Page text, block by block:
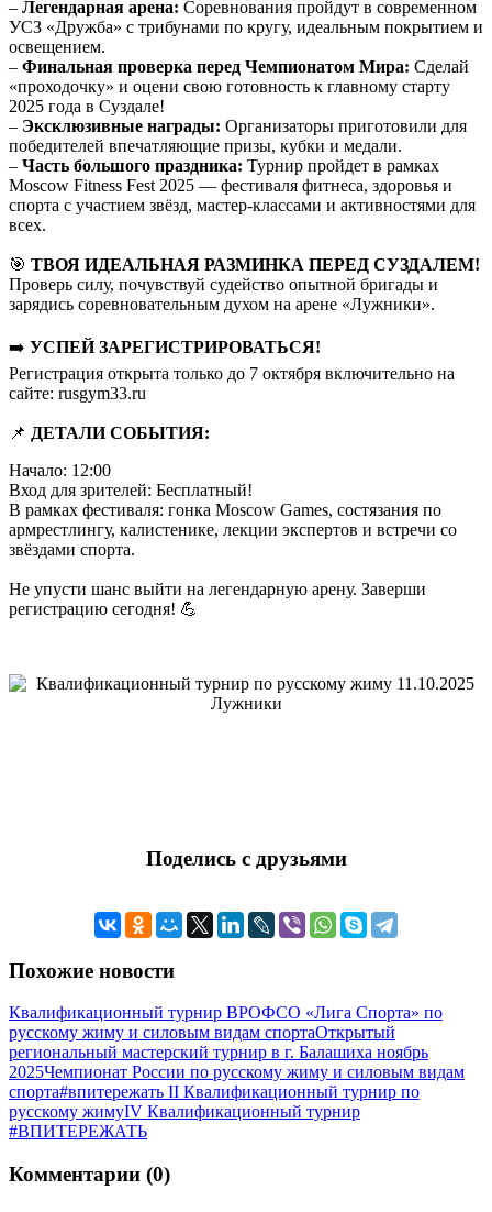
– Легендарная арена: Соревнования пройдут в современном
УСЗ «Дружба» с трибунами по кругу, идеальным покрытием и
освещением.
– Финальная проверка перед Чемпионатом Мира: Сделай
«проходочку» и оцени свою готовность к главному старту
2025 года в Суздале!
– Эксклюзивные награды: Организаторы приготовили для
победителей впечатляющие призы, кубки и медали.
– Часть большого праздника: Турнир пройдет в рамках
Moscow Fitness Fest 2025 — фестиваля фитнеса, здоровья и
спорта с участием звёзд, мастер-классами и активностями для
всех.
🎯 ТВОЯ ИДЕАЛЬНАЯ РАЗМИНКА ПЕРЕД СУЗДАЛЕМ!
Проверь силу, почувствуй судейство опытной бригады и
зарядись соревновательным духом на арене «Лужники».
➡️ УСПЕЙ ЗАРЕГИСТРИРОВАТЬСЯ!
Регистрация открыта только до 7 октября включительно на
сайте: rusgym33.ru
📌 ДЕТАЛИ СОБЫТИЯ:
Начало: 12:00
Вход для зрителей: Бесплатный!
В рамках фестиваля: гонка Moscow Games, состязания по
армрестлингу, калистенике, лекции экспертов и встречи со
звёздами спорта.
Не упусти шанс выйти на легендарную арену. Заверши
регистрацию сегодня! 💪
Поделись с друзьями
Похожие новости
Квалификационный турнир ВРОФСО «Лига Спорта» по
русскому жиму и силовым видам спортаОткрытый
региональный мастерский турнир в г. Балашиха ноябрь
2025Чемпионат России по русскому жиму и силовым видам
спорта#впитережать II Квалификационный турнир по
русскому жимуIV Квалификационный турнир
#ВПИТЕРЕЖАТЬ
Комментарии (0)